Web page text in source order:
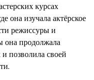
курсах
она изучала актёрское
режиссуры и
она продолжала
позволила своей